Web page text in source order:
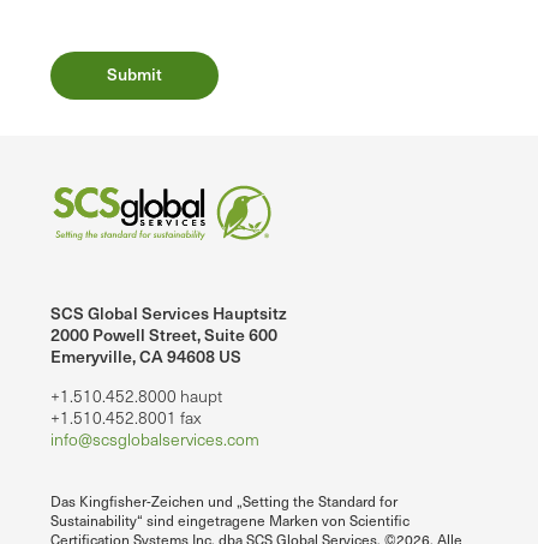
SCS Global Services Hauptsitz
2000 Powell Street, Suite 600
Emeryville, CA 94608 US
+1.510.452.8000 haupt
+1.510.452.8001 fax
info@scsglobalservices.com
Das Kingfisher-Zeichen und „Setting the Standard for
Sustainability“ sind eingetragene Marken von Scientific
Certification Systems Inc. dba SCS Global Services. ©2026. Alle